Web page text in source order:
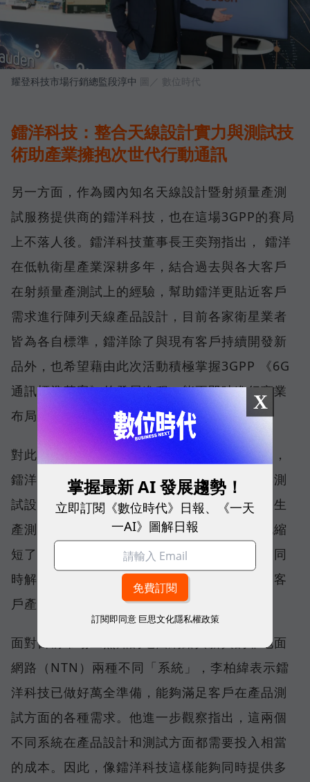
耀登科技市場行銷總監段淳中 圖／ 數位時代
鐳洋科技：整合天線設計實力與測試技
術助產業擁抱次世代行動通訊
另一方面，作為國內知名天線設計暨射頻量產測
試服務提供商的鐳洋科技，也在這場3GPP的賽局
上不落人後。鐳洋科技董事長王奕翔指出， 鐳洋
在低軌衛星產業深耕多年，結合過去與各大客戶
在射頻量產測試上的經驗，幫助鐳洋更貼近客戶
需求進行陣列天線產品設計，目前各家衛星業者
皆為各自標準，鐳洋除了與現有客戶持續開發新
品外，也希望藉由此次活動積極掌握3GPP 《6G
通訊標準草案》的發展進程，能更即時進行商業
布局，提供客戶更合適的產品及服務。
對此，鐳洋科技業務開發處處長李柏緯補充說，
鐳洋科技擁有陣列天線研發技術和產品驗測與測
試設備建置實力，能夠提供客戶從產品設計到生
產測試的一站式客製化服務，這項服務有效地縮
短了產品開發週期，並提升了產品生產效能，同
時解決了量產時良率不佳等問題，有助於加速客
戶產品進入市場的時間。
面對目前市場上熟知的地面網路與新興的非地面
網路（NTN）兩種不同「系統」，李柏緯表示鐳
洋科技已做好萬全準備，能夠滿足客戶在產品測
試方面的各種需求。他進一步觀察指出，這兩個
不同系統在產品設計和測試方面都需要投入相當
的成本。因此，像鐳洋科技這樣能夠同時提供多
X
掌握最新 AI 發展趨勢！
立即訂閱《數位時代》日報、《一天
一AI》圖解日報
訂閱即同意 巨思文化隱私權政策